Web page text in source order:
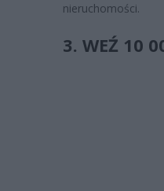
nieruchomości.
3. WEŹ 10